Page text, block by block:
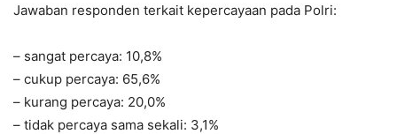
Jawaban responden terkait kepercayaan pada Polri:
– sangat percaya: 10,8%
– cukup percaya: 65,6%
– kurang percaya: 20,0%
– tidak percaya sama sekali: 3,1%